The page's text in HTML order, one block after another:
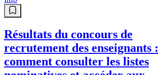
Résultats du concours de
recrutement des enseignants :
comment consulter les listes